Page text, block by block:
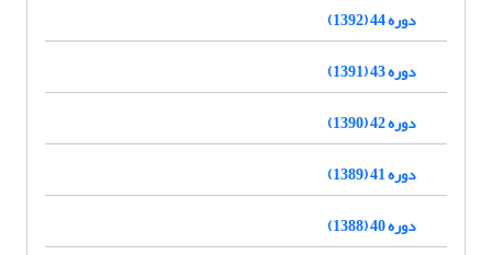
دوره 44 (1392)
دوره 43 (1391)
دوره 42 (1390)
دوره 41 (1389)
دوره 40 (1388)